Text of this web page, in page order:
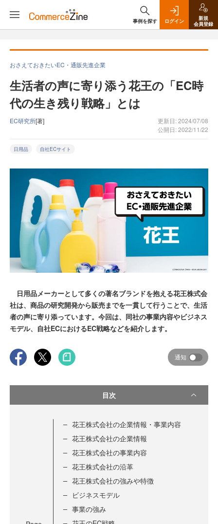
事例を探す ログイン
新規
会員登録
おさえておきたいEC・通販先進企業
生活者の声に寄り添う花王の「EC時
代の生き残り戦略」とは
EC研究所[著]
更新日: 2024/07/08
公開日: 2022/11/22
日用品 自社ECサイト
日用品メーカーとして多くの著名ブランドを抱える花王株式会
社は、商品の研究開発から販売までを一貫して行うことで、生活
者の声に寄り添っています。今回は、同社の事業内容やビジネス
モデル、自社ECにおけるEC戦略などを紹介します。
通知
目次
花王株式会社の企業情報・事業内容
花王株式会社の企業情報
花王株式会社の事業内容
花王株式会社の沿革
花王株式会社の強みや特徴
ビジネスモデル
事業の強み